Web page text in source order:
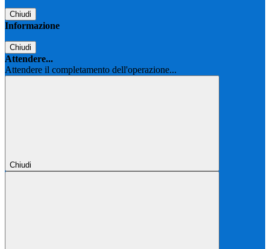
Chiudi
Informazione
Chiudi
Attendere...
Attendere il completamento dell'operazione...
Chiudi